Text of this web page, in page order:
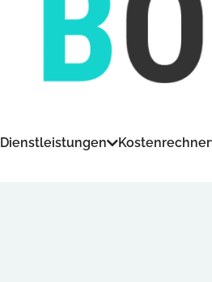
Dienstleistungen Kostenrechner